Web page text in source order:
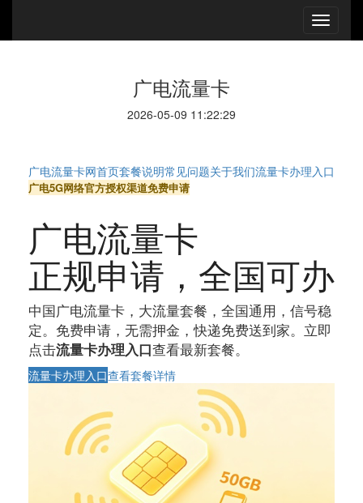
广电流量卡
2026-05-09 11:22:29
广电流量卡网首页套餐说明常见问题关于我们流量卡办理入口
广电5G网络官方授权渠道免费申请
广电流量卡
正规申请 ，全国可办
中国广电流量卡，大流量套餐，全国通用，信号稳
定。免费申请，无需押金，快递免费送到家。立即
点击流量卡办理入口查看最新套餐。
流量卡办理入口查看套餐详情